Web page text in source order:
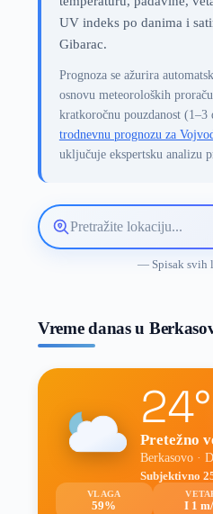
UV indeks po danima i
Gibarac.
Prognoza se ažurira
osnovu meteoroloških
kratkoročnu pouzdanost (1–3
trodnevnu prognozu za
uključuje ekspertsku analizu
Pretražite
lokaciju
— Spisak
Vreme danas u
Pretežno
Berkasovo ·
Subjektivno
VLAGA
59% I 1